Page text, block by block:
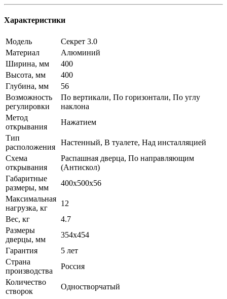
Характеристики
Модель
Секрет 3.0
Материал
Алюминий
Ширина, мм
400
Высота, мм
400
Глубина, мм
56
Возможность
регулировки
По вертикали, По горизонтали, По углу
наклона
Метод
открывания
Нажатием
Тип
расположения
Настенный, В туалете, Над инсталляцией
Схема
открывания
Распашная дверца, По направляющим
(Антискол)
Габаритные
размеры, мм
400x500x56
Максимальная
нагрузка, кг
12
Вес, кг
4.7
Размеры
дверцы, мм
354x454
Гарантия
5 лет
Страна
производства
Россия
Количество
створок
Одностворчатый